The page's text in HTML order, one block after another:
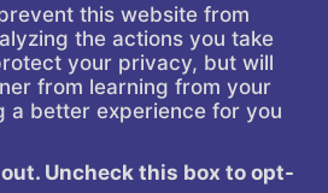
this website from
the actions you take
your privacy, but will
from learning from your
a better experience for you
Uncheck this box to opt-